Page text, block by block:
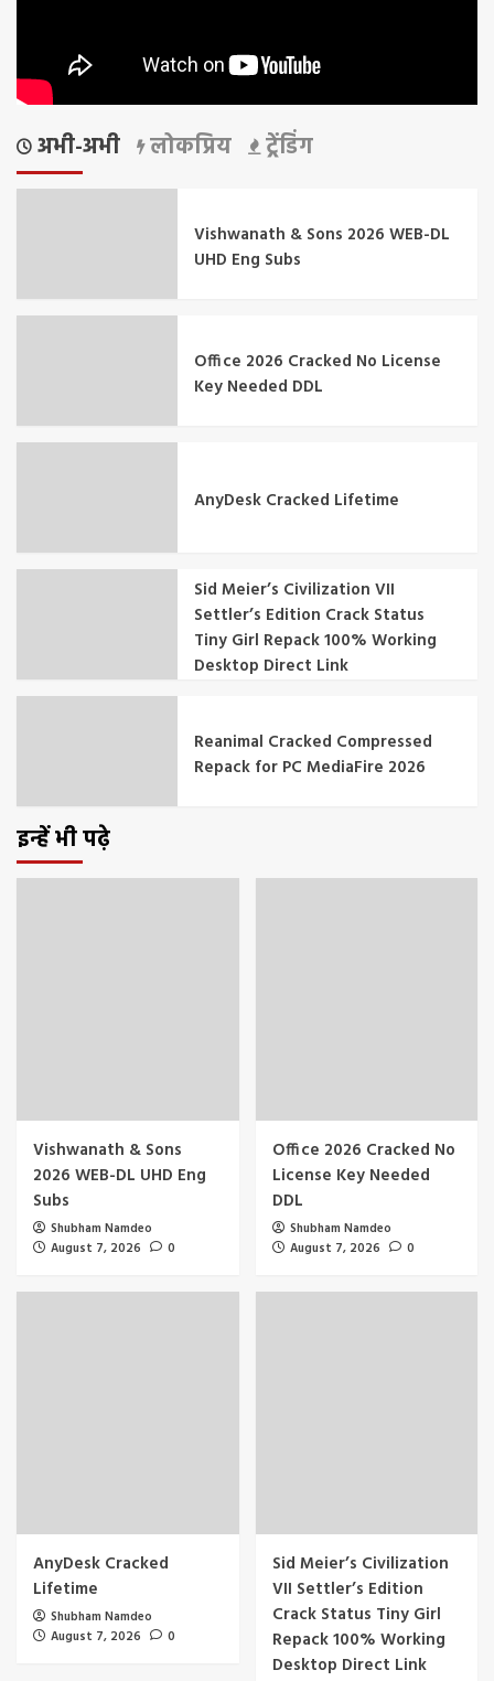
अभी-अभी लोकप्रिय ट्रेंडिंग
Vishwanath & Sons 2026 WEB-DL
UHD Eng Subs
Office 2026 Cracked No License
Key Needed DDL
AnyDesk Cracked Lifetime
Sid Meier’s Civilization VII
Settler’s Edition Crack Status
Tiny Girl Repack 100% Working
Desktop Direct Link
Reanimal Cracked Compressed
Repack for PC MediaFire 2026
इन्हें भी पढ़े
Vishwanath & Sons
2026 WEB-DL UHD Eng
Subs
Shubham Namdeo
August 7, 2026
0
Office 2026 Cracked No
License Key Needed
DDL
Shubham Namdeo
August 7, 2026
0
AnyDesk Cracked
Lifetime
Shubham Namdeo
August 7, 2026
0
Sid Meier’s Civilization
VII Settler’s Edition
Crack Status Tiny Girl
Repack 100% Working
Desktop Direct Link